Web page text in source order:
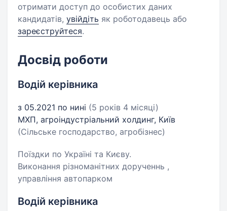
отримати доступ до особистих даних
кандидатів, увійдіть як роботодавець або
зареєструйтеся.
Досвід роботи
Водій керівника
з 05.2021 по нині (5 років 4 місяці)
МХП, агроіндустріальний холдинг, Київ
(Сільське господарство, агробізнес)
Поїздки по Україні та Києву.
Виконання різноманітних дорученнь ,
управління автопарком
Водій керівника